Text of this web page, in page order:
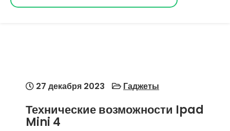
27 декабря 2023 Гаджеты
Технические возможности Ipad
Mini 4